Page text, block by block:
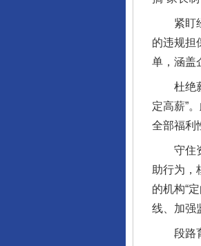
紧盯经
的违规担
单，涵盖
杜绝薪
定高薪”
全部福利
守住资
助行为，
的机构“
线、加强
段路育